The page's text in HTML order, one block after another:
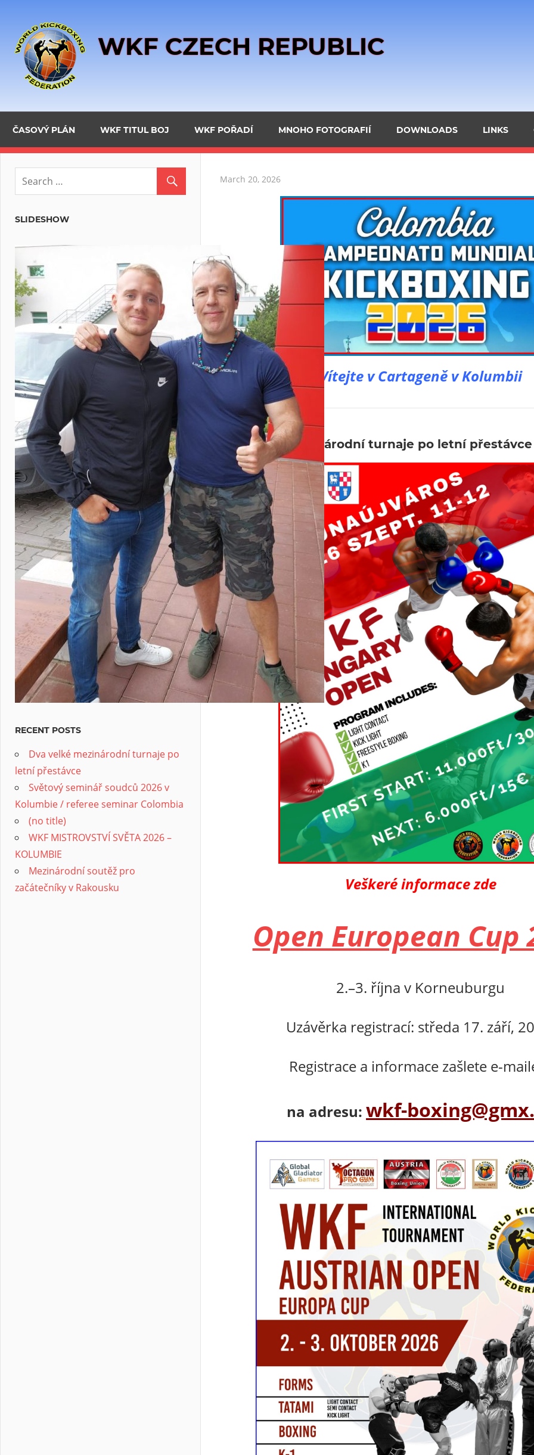
content
WKF CZECH REPUBLIC
ČASOVÝ PLÁN WKF TITUL BOJ WKF POŘADÍ MNOHO FOTOGRAFIÍ DOWNLOADS LINKS
March 20, 2026
Vítejte v Cartageně v Kolumbii
July 5, 2026
Dva velké mezinárodní turnaje po letní přestávce
Veškeré informace zde
Open European Cup
2.–3. října v Korneuburgu
Uzávěrka registrací: středa 17. září,
Registrace a informace zašlete e-
na adresu:wkf-
SLIDESHOW
RECENT POSTS
Dva velké mezinárodní turnaje po
letní přestávce
Světový seminář soudců 2026 v
Kolumbie / referee seminar Colombia
(no title)
WKF MISTROVSTVÍ SVĚTA 2026 –
KOLUMBIE
Mezinárodní soutěž pro
začátečníky v Rakousku